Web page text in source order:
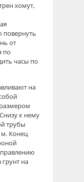
хомут,
повернуть
от
по
часы по
на
к нему
трубы
Конец
на